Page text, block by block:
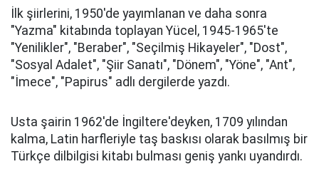
İlk şiirlerini, 1950'de yayımlanan ve daha sonra
"Yazma" kitabında toplayan Yücel, 1945-1965'te
"Yenilikler", "Beraber", "Seçilmiş Hikayeler", "Dost",
"Sosyal Adalet", "Şiir Sanatı", "Dönem", "Yöne", "Ant",
"İmece", "Papirus" adlı dergilerde yazdı.
Usta şairin 1962'de İngiltere'deyken, 1709 yılından
kalma, Latin harfleriyle taş baskısı olarak basılmış bir
Türkçe dilbilgisi kitabı bulması geniş yankı uyandırdı.